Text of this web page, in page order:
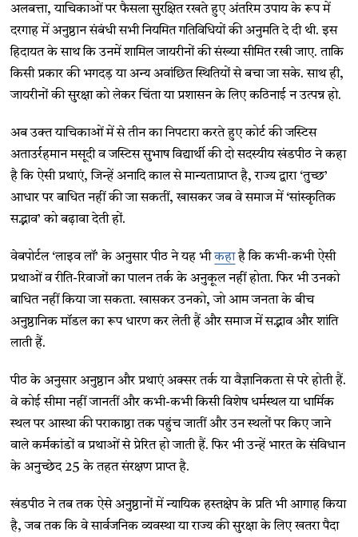
अलबत्ता, याचिकाओं पर फैसला सुरक्षित रखते हुए अंतरिम उपाय के रूप में
दरगाह में अनुष्ठान संबंधी सभी नियमित गतिविधियों की अनुमति दे दी थी. इस
हिदायत के साथ कि उनमें शामिल जायरीनों की संख्या सीमित रखी जाए. ताकि
किसी प्रकार की भगदड़ या अन्य अवांछित स्थितियों से बचा जा सके. साथ ही,
जायरीनों की सुरक्षा को लेकर चिंता या प्रशासन के लिए कठिनाई न उत्पन्न हो.
अब उक्त याचिकाओं में से तीन का निपटारा करते हुए कोर्ट की जस्टिस
अताउर्रहमान मसूदी व जस्टिस सुभाष विद्यार्थी की दो सदस्यीय खंडपीठ ने कहा
है कि ऐसी प्रथाएं, जिन्हें अनादि काल से मान्यताप्राप्त है, राज्य द्वारा ‘तुच्छ’
आधार पर बाधित नहीं की जा सकतीं, खासकर जब वे समाज में ‘सांस्कृतिक
सद्भाव’ को बढ़ावा देती हों.
वेबपोर्टल ‘लाइव लॉ’ के अनुसार पीठ ने यह भीकहाहै कि कभी-कभी ऐसी
प्रथाओं व रीति-रिवाजों का पालन तर्क के अनुकूल नहीं होता. फिर भी उनको
बाधित नहीं किया जा सकता. खासकर उनको, जो आम जनता के बीच
अनुष्ठानिक मॉडल का रूप धारण कर लेती हैं और समाज में सद्भाव और शांति
लाती हैं.
पीठ के अनुसार अनुष्ठान और प्रथाएं अक्सर तर्क या वैज्ञानिकता से परे होती हैं.
वे कोई सीमा नहीं जानतीं और कभी-कभी किसी विशेष धर्मस्थल या धार्मिक
स्थल पर आस्था की पराकाष्ठा तक पहुंच जातीं और उन स्थलों पर किए जाने
वाले कर्मकांडों व प्रथाओं से प्रेरित हो जाती हैं. फिर भी उन्हें भारत के संविधान
के अनुच्छेद 25 के तहत संरक्षण प्राप्त है.
खंडपीठ ने तब तक ऐसे अनुष्ठानों में न्यायिक हस्तक्षेप के प्रति भी आगाह किया
है, जब तक कि वे सार्वजनिक व्यवस्था या राज्य की सुरक्षा के लिए खतरा पैदा